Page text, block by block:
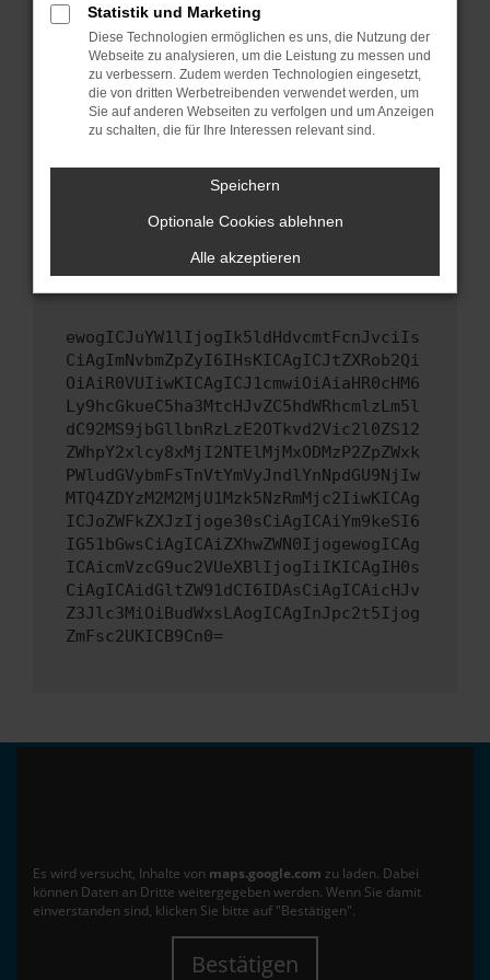
Betriebssystem auf dem neuesten Stand
sind.
Veraltete Software birgt nicht nur ein
Sicherheitsrisiko, sondern kann auch dazu
führen, dass bestimmte Funktionen nicht mehr
unterstützt werden.
Wende dich an den Webseitenbetreiber.
Wenn du alle oben genannten Schritte versucht
hast, kontaktiere uns bitte. Wir werden
versuchen, das Problem zu beheben. Du kannst
uns diesen Text schicken, um uns bei der
ewogICJuYW1lIjogIk5ldHdvcmtFcnJvciIs
CiAgImNvbmZpZyI6IHsKICAgICJtZXRob2Qi
OiAiR0VUIiwKICAgICJ1cmwiOiAiaHR0cHM6
Ly9hcGkueC5ha3MtcHJvZC5hdWRhcmlzLm5l
dC92MS9jbGllbnRzLzE2OTkvd2Vic2l0ZS12
ZWhpY2xlcy8xMjI2NTElMjMxODMzP2ZpZWxk
PWludGVybmFsTnVtYmVyJndlYnNpdGU9NjIw
MTQ4ZDYzM2M2MjU1Mzk5NzRmMjc2IiwKICAg
ICJoZWFkZXJzIjoge30sCiAgICAiYm9keSI6
IG51bGwsCiAgICAiZXhwZWN0IjogewogICAg
ICAicmVzcG9uc2VUeXBlIjogIiIKICAgIH0s
CiAgICAidGltZW91dCI6IDAsCiAgICAicHJv
Z3Jlc3MiOiBudWxsLAogICAgInJpc2t5Ijog
ZmFsc2UKICB9Cn0=
Es wird versucht, Inhalte von maps.google.com zu laden. Dabei
können Daten an Dritte weitergegeben werden. Wenn Sie damit
einverstanden sind, klicken Sie bitte auf "Bestätigen".
Bestätigen
Statistik und Marketing
Diese Technologien ermöglichen es uns, die Nutzung der
Webseite zu analysieren, um die Leistung zu messen und
zu verbessern. Zudem werden Technologien eingesetzt,
die von dritten Werbetreibenden verwendet werden, um
Sie auf anderen Webseiten zu verfolgen und um Anzeigen
zu schalten, die für Ihre Interessen relevant sind.
Speichern
Optionale Cookies ablehnen
Alle akzeptieren